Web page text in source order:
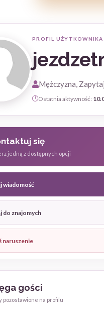
PROFIL UŻYTKOWNIKA
Mężczyzna,
Ostatnia aktywność:
się
jedną z dostępnych opcji
wiadomość
do znajomych
naruszenie
gości
pozostawione na profilu